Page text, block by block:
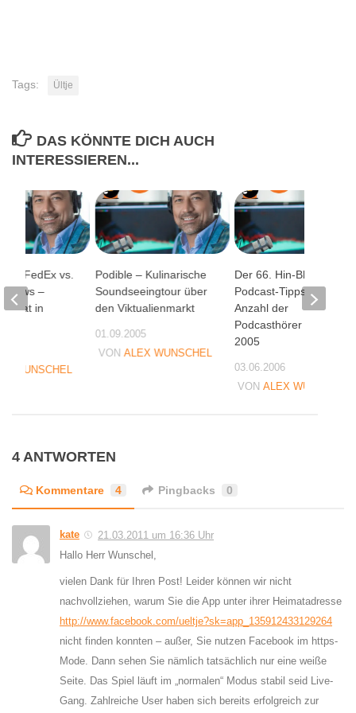
Tags: Ültje
DAS KÖNNTE DICH AUCH
INTERESSIEREN...
Podible – Kulinarische
Soundseeingtour über
den Viktualienmarkt
01.09.2005
VON ALEX WUNSCHEL
Der 66. Hin-Blick –
Podcast-Tipps und
Anzahl der
Podcasthörer Ende
2005
03.06.2006
VONALEX WUNSCHEL
03 FedEx vs.
–
privat in
WUNSCHEL
4 ANTWORTEN
Kommentare 4 Pingbacks 0
kate
21.03.2011 um 16:36 Uhr
Hallo Herr Wunschel,
vielen Dank für Ihren Post! Leider können wir nicht
nachvollziehen, warum Sie die App unter ihrer Heimatadresse
http://www.facebook.com/ueltje?sk=app_135912433129264
nicht finden konnten – außer, Sie nutzen Facebook im https-
Mode. Dann sehen Sie nämlich tatsächlich nur eine weiße
Seite. Das Spiel läuft im „normalen“ Modus stabil seid Live-
Gang. Zahlreiche User haben sich bereits erfolgreich zur